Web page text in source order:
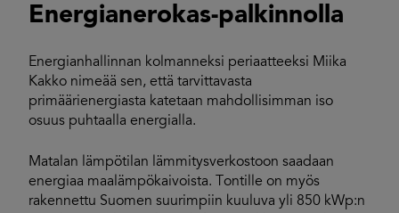
Energianerokas-palkinnolla
Energianhallinnan kolmanneksi periaatteeksi Miika
Kakko nimeää sen, että tarvittavasta
primäärienergiasta katetaan mahdollisimman iso
osuus puhtaalla energialla.
Matalan lämpötilan lämmitysverkostoon saadaan
energiaa maalämpökaivoista. Tontille on myös
rakennettu Suomen suurimpiin kuuluva yli 850 kWp:n